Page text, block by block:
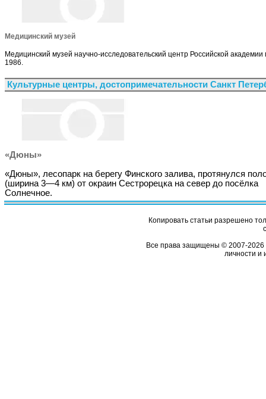
Медицинский музей
Медицинский музей научно-исследовательский центр Российской
1986.
Культурные центры, достопримечательности Санкт
«Дюны»
«Дюны», лесопарк на берегу Финского залива, протянулся
(ширина 3—4 км) от окраин Сестрорецка на север до посёлка
Солнечное.
Копировать статьи разрешено
Все права защищены © 2007-2026
личности и